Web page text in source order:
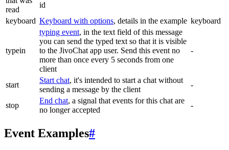
read
id
keyboard Keyboard with options, details in the example keyboard
typein
typing event, in the text field of this message
you can send the typed text so that it is visible
to the JivoChat app user. Send this event no
more than once every 5 seconds from one
client
-
start
Start chat, it's intended to start a chat without
sending a message by the client
-
stop
End chat, a signal that events for this chat are
no longer accepted
-
Event Examples#